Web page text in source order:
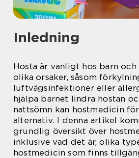
Inledning
Hosta är vanligt hos barn
olika orsaker, såsom
luftvägsinfektioner eller
hjälpa barnet lindra hostan
nattsömn kan hostmedicin
alternativ. I denna artikel
grundlig översikt över
inklusive vad det är, olika
hostmedicin som finns